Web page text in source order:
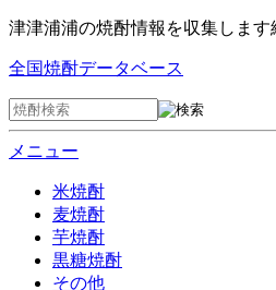
津津浦浦の焼酎情報を収集します
全国焼酎データベース
メニュー
米焼酎
麦焼酎
芋焼酎
黒糖焼酎
その他